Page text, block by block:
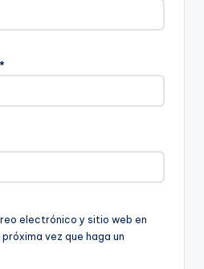
*
electrónico y sitio web en
vez que haga un